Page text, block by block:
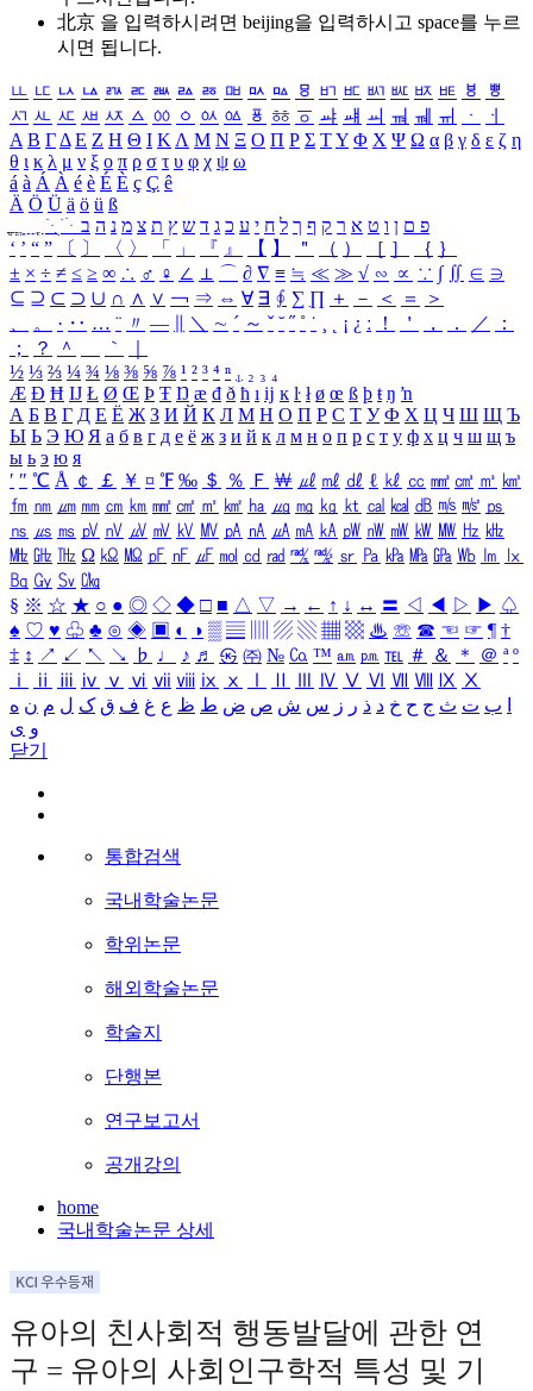
北京 을 입력하시려면 beijing을 입력하시고 space를 누르
시면 됩니다.
ㅥ ㅦ ㅧ ㅨ ㅩ ㅪ ㅫ ㅬ ㅭ ㅮ ㅯ ㅰ ㅱ ㅲ ㅳ ㅴ ㅵ ㅶ ㅷ ㅸ
ㅹ
ㅺ ㅻ ㅼ ㅽ ㅾ ㅿ ㆀ ㆁ ㆂ ㆃ ㆄ ㆅ ㆆ ㆇ ㆈ ㆉ ㆊ ㆋ ㆌ ㆍ
ㆎ
Α Β ΓΔ Ε Ζ Η Θ Ι ΚΛ Μ Ν Ξ Ο Π Ρ Σ ΤΥ Φ Χ Ψ Ω α β γ δ ε ζ η
θ ι κ λ μ ν ξ ο π ρ σ τ υ φ χ ψ ω
á à Á À é è É È ç Ç ê
Ä Ö Ü ä ö ü ß
ִֶֹ ֻּ ׁׂ פ ם ן ו ט א ר ק ף ך ל ח י ע כ ג ד ש ץ ת צ מ נ ה ב
‘ ’ “ ” 〔 〕 〈 〉 「 」 『 』 【 】 ＂ （ ） ［ ］ ｛ ｝
± × ÷ ≠ ≤ ≥ ∞ ∴ ♂ ♀ ∠ ⊥ ⌒ ∂ ∇ ≡ ≒ ≪ ≫ √ ∽ ∝ ∵ ∫ ∬ ∈ ∋
⊆ ⊇ ⊂ ⊃ ∪ ∩ ∧ ∨ ￢ ⇒ ⇔ ∀ ∃ ∮ ∑ ∏ ＋ － ＜ ＝
＞
、
。 · ‥ … ¨ 〃 ― ＼ ∼ ´ ～ ˇ ˘ ˝ ˚ ˙ ¸ ¡ ¿ ː ！ ＇ ， ． ／
：
；
？ ＾ ｀
½ ⅓ ⅔ ¼ ¾ ⅛ ⅜ ⅝ ⅞ ¹ ² ³ ⁴ ⁿ ₁ ₂ ₃ ₄
Æ Ð Ħ Ĳ Ł Ø Œ Þ Ŧ Ŋ æ đ ð ħ ı ĳ ĸ ŀ ł ø œ ß þ ŧ ŋ ŉ
А Б В Г Д Е Ё Ж З И Й К Л М Н О П Р С Т У Ф Х Ц Ч Ш Щ Ъ
Ы Ь Э Ю Я а б в г д е ё ж з и й к л м н о п р с т у ф х ц ч ш щ ъ
ы ь э ю я
′ ″ ℃ Å ￠ ￡ ￥ ¤ ℉ ‰ ＄ ％ Ｆ ￦ ㎕ ㎖ ㎗ ℓ ㎘ ㏄ ㎣ ㎤ ㎥ ㎦
㎙ ㎚ ㎛ ㎜ ㎝ ㎞ ㎟ ㎠ ㎡ ㎢ ㏊ ㎍ ㎎ ㎏ ㏏ ㎈ ㎉ ㏈ ㎧ ㎨ ㎰
㎱ ㎲ ㎳ ㎴ ㎵ ㎶ ㎷ ㎸ ㎹ ㎀ ㎁ ㎂ ㎃ ㎄ ㎺ ㎻ ㎽ ㎾ ㎿ ㎐ ㎑
㎒ ㎓ ㎔ Ω ㏀ ㏁ ㎊ ㎋ ㎌ ㏖ ㏅ ㎭ ㎮ ㎯ ㏛ ㎩ ㎪ ㎫ ㎬ ㏝ ㏐
㏓
㏃ ㏉ ㏜ ㏆
§ ※ ☆ ★ ○ ● ◎ ◇ ◆ □ ■ △ ▽ → ← ↑ ↓ ↔ 〓 ◁ ◀ ▷ ▶ ♤
♠ ♡ ♥ ♧ ♣ ⊙ ◈ ▣ ◐ ◑ ▒ ▤ ▨ ▧ ▦ ▩ ♨ ☏ ☎ ☜ ☞ ¶ †
‡ ↕ ↗ ↙ ↖ ↘ ♭ ♩ ♪ ♬ ㉿ ㈜ № ㏇ ™ ㏂ ㏘ ℡ ＃ ＆ ＊ ＠ ª º
ⅰ
ⅱ ⅲ ⅳ ⅴ ⅵ ⅶ ⅷ ⅸ ⅹ Ⅳ Ⅴ Ⅵ Ⅶ Ⅷ Ⅸ Ⅹ
ب ت ث ج ح خ د ذ ر ز س ش ص ض ط ظ ع غ ف ق ک ل م ن ه
و ی
닫기
통합검색
국내학술논문
학위논문
해외학술논문
학술지
단행본
연구보고서
공개강의
home
국내학술논문 상세
유아의 친사회적 행동발달에 관한 연
구 = 유아의 사회인구학적 특성 및 기